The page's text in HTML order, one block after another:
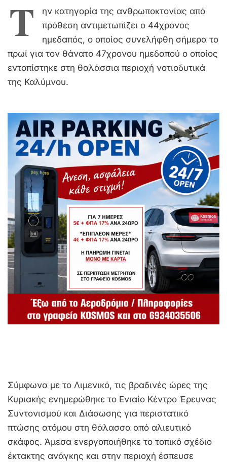
Τ
ην κατηγορία της ανθρωποκτονίας από
πρόθεση αντιμετωπίζει ο 44χρονος
ημεδαπός, ο οποίος συνελήφθη σήμερα το
πρωί για τον θάνατο 47χρονου ημεδαπού ο οποίος
εντοπίστηκε στη θαλάσσια περιοχή νοτιοδυτικά
της Καλύμνου.
Σύμφωνα με το Λιμενικό, τις βραδινές ώρες της
Κυριακής ενημερώθηκε το Ενιαίο Κέντρο Έρευνας
Συντονισμού και Διάσωσης για περιστατικό
πτώσης ατόμου στη θάλασσα από αλιευτικό
σκάφος. Άμεσα ενεργοποιήθηκε το τοπικό σχέδιο
έκτακτης ανάγκης και στην περιοχή έσπευσε